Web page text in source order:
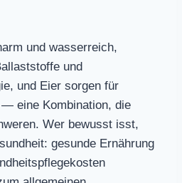
und wasserreich,
und
und Eier sorgen für
eine Kombination, die
Wer bewusst isst,
gesunde Ernährung